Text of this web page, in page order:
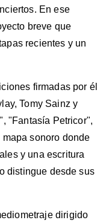
En ese
breve que
recientes y un
firmadas por él
Tomy Sainz y
"Fantasía Petricor",
sonoro donde
y una escritura
distingue desde sus
dirigido